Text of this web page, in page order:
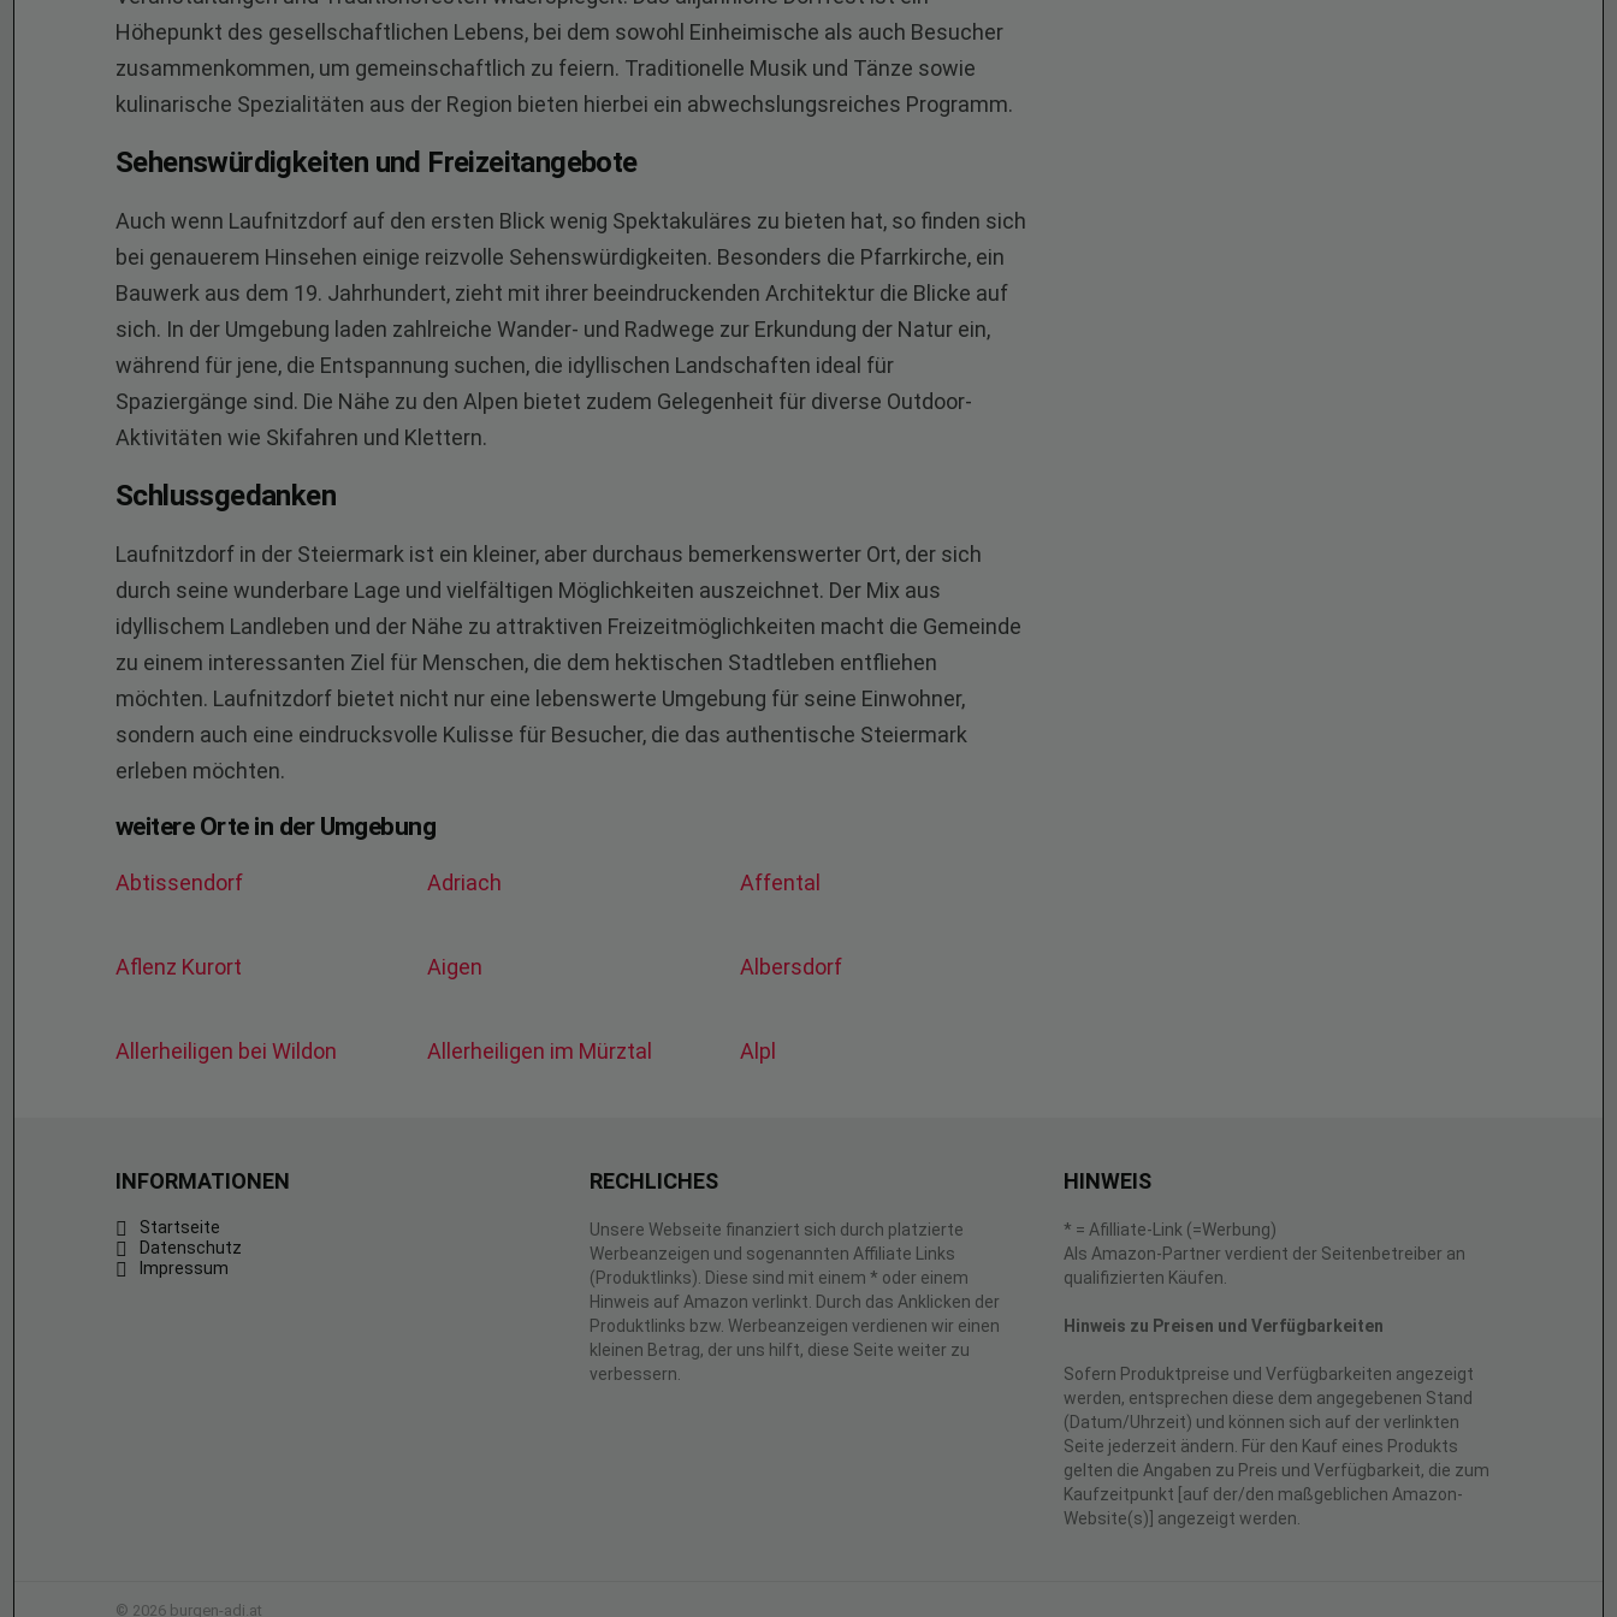
Höhepunkt des gesellschaftlichen Lebens, bei dem sowohl Einheimische als auch Besucher
zusammenkommen, um gemeinschaftlich zu feiern. Traditionelle Musik und Tänze sowie
kulinarische Spezialitäten aus der Region bieten hierbei ein abwechslungsreiches Programm.
Sehenswürdigkeiten und Freizeitangebote
Auch wenn Laufnitzdorf auf den ersten Blick wenig Spektakuläres zu bieten hat, so finden sich
bei genauerem Hinsehen einige reizvolle Sehenswürdigkeiten. Besonders die Pfarrkirche, ein
Bauwerk aus dem 19. Jahrhundert, zieht mit ihrer beeindruckenden Architektur die Blicke auf
sich. In der Umgebung laden zahlreiche Wander- und Radwege zur Erkundung der Natur ein,
während für jene, die Entspannung suchen, die idyllischen Landschaften ideal für
Spaziergänge sind. Die Nähe zu den Alpen bietet zudem Gelegenheit für diverse Outdoor-
Aktivitäten wie Skifahren und Klettern.
Schlussgedanken
Laufnitzdorf in der Steiermark ist ein kleiner, aber durchaus bemerkenswerter Ort, der sich
durch seine wunderbare Lage und vielfältigen Möglichkeiten auszeichnet. Der Mix aus
idyllischem Landleben und der Nähe zu attraktiven Freizeitmöglichkeiten macht die Gemeinde
zu einem interessanten Ziel für Menschen, die dem hektischen Stadtleben entfliehen
möchten. Laufnitzdorf bietet nicht nur eine lebenswerte Umgebung für seine Einwohner,
sondern auch eine eindrucksvolle Kulisse für Besucher, die das authentische Steiermark
erleben möchten.
weitere Orte in der Umgebung
Abtissendorf Adriach Affental
Aflenz Kurort Aigen Albersdorf
Allerheiligen bei Wildon Allerheiligen im Mürztal Alpl
INFORMATIONEN
Startseite
Datenschutz
Impressum
RECHLICHES
Unsere Webseite finanziert sich durch platzierte
Werbeanzeigen und sogenannten Affiliate Links
(Produktlinks). Diese sind mit einem * oder einem
Hinweis auf Amazon verlinkt. Durch das Anklicken der
Produktlinks bzw. Werbeanzeigen verdienen wir einen
kleinen Betrag, der uns hilft, diese Seite weiter zu
verbessern.
HINWEIS
* = Afilliate-Link (=Werbung)
Als Amazon-Partner verdient der Seitenbetreiber an
qualifizierten Käufen.
Hinweis zu Preisen und Verfügbarkeiten
Sofern Produktpreise und Verfügbarkeiten angezeigt
werden, entsprechen diese dem angegebenen Stand
(Datum/Uhrzeit) und können sich auf der verlinkten
Seite jederzeit ändern. Für den Kauf eines Produkts
gelten die Angaben zu Preis und Verfügbarkeit, die zum
Kaufzeitpunkt [auf der/den maßgeblichen Amazon-
Website(s)] angezeigt werden.
© 2026 burgen-adi.at